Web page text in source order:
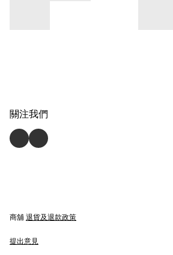
關注我們
商舖 退貨及退款政策
提出意見